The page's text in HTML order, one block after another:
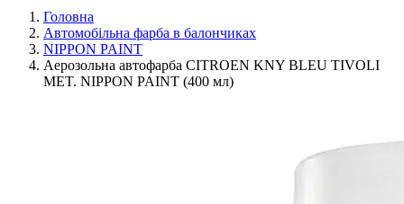
Головна
Автомобільна фарба в балончиках
NIPPON PAINT
Аерозольна автофарба CITROEN KNY BLEU TIVOLI
MET. NIPPON PAINT (400 мл)